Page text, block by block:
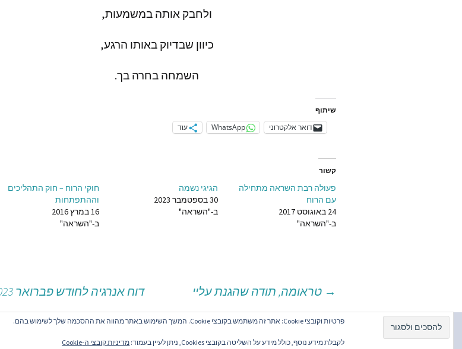
לי קרול
כותבים וכותבות שונים
שהתפרסמו בשנת 2025
ולחבק אותה במשמעות,
כיוון שבדיוק באותו הרגע,
השמחה בחרה בך.
שיתוף
דואר אלקטרוני WhatsApp עוד
קשור
פעולה רבת השראה מתחילה
עם הרוח
24 באוגוסט 2017
ב-"השראה"
הגיגי נשמה
30 בספטמבר 2023
ב-"השראה"
חוקי הרוח – חוק התהליכים
וההתפתחות
16 במרץ 2016
ב-"השראה"
פוסטים
→ טראומה, תודה שהגנת עליי דוח אנרגיה לחודש פברואר 2023
פרטיות וקובצי Cookie: אתר זה משתמש בקובצי Cookie. המשך השימוש באתר מהווה את ההסכמה שלך לשימוש בהם.
לקבלת מידע נוסף, כולל מידע על השליטה בקובצי Cookies, ניתן לעיין בעמוד: מדיניות קובצי ה-Cookie